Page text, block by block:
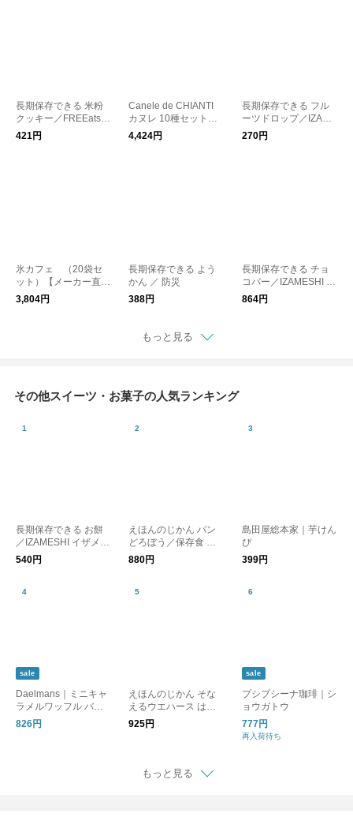
長期保存できる 米粉
クッキー／FREEats
防災
421円
Canele de CHIANTI
カヌレ 10種セット／
カヌレドキャンティ
【メーカー直送】
4,424円
長期保存できる フル
ーツドロップ／IZAME
SHI イザメシ 防災 保
存食
270円
氷カフェ （20袋セ
ット）【メーカー直
送】【送料無料】
3,804円
長期保存できる よう
かん ／ 防災
388円
長期保存できる チョ
コバー／IZAMESHI イ
ザメシ 防災 保存食
864円
もっと見る
その他スイーツ・お菓子の人気ランキング
長期保存できる お餅
／IZAMESHI イザメシ
防災 保存食
540円
えほんのじかん パン
どろぼう／保存食 備
蓄食 非常食 防災グッ
ズ 防災用品
880円
島田屋総本家｜芋けん
ぴ
399円
sale
Daelmans｜ミニキャ
ラメルワッフル バッ
グ
826円
えほんのじかん そな
えるウエハース はら
ぺこあおむし／保存食
備蓄食 非常食 防災グ
925円
sale
プシプシーナ珈琲｜シ
ョウガトウ
777円
再入荷待ち
もっと見る